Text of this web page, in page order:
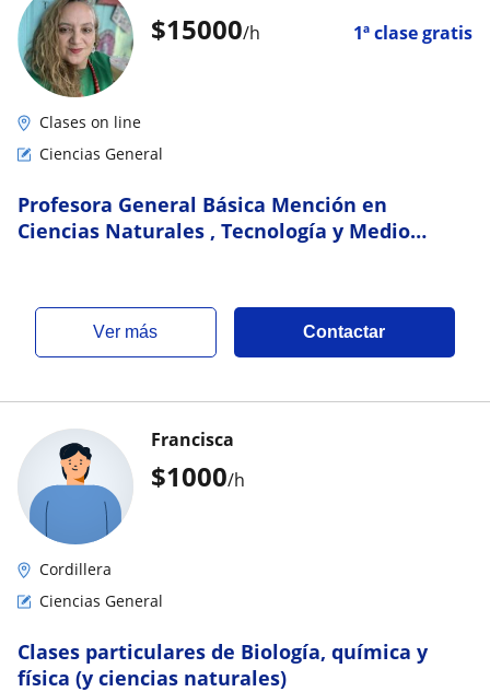
$15000/h 1ª clase gratis
Clases on line
Ciencias General
Profesora General Básica Mención en
Ciencias Naturales , Tecnología y Medio
ver más Contactar
$1000/h
Francisca
Cordillera
Ciencias General
Clases particulares de Biología, química y
física (y ciencias naturales)